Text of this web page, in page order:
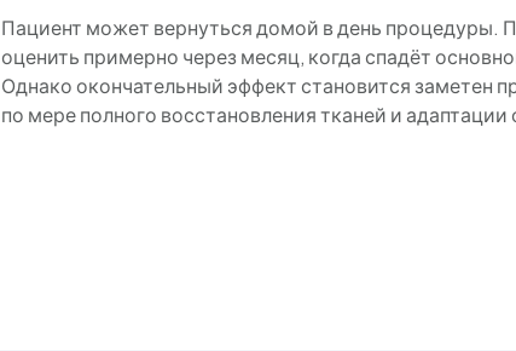
Пациент может вернуться домой в день процедуры.
оценить примерно через месяц, когда спадёт
Однако окончательный эффект становится заметен
по мере полного восстановления тканей и адаптации